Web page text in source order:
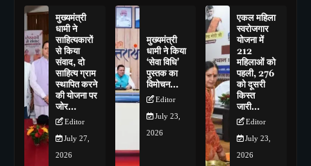
मुख्यमंत्री
धामी ने
साहित्यकारों
से किया
संवाद, दो
साहित्य ग्राम
स्थापित करने
की योजना पर
जोर…
Editor
July 27,
2026
मुख्यमंत्री
धामी ने किया
‘सेवा विधि’
पुस्तक का
विमोचन…
Editor
July 23,
2026
एकल महिला
स्वरोजगार
योजना में
212
महिलाओं को
पहली, 276
को दूसरी
किस्त
जारी…
Editor
July 23,
2026